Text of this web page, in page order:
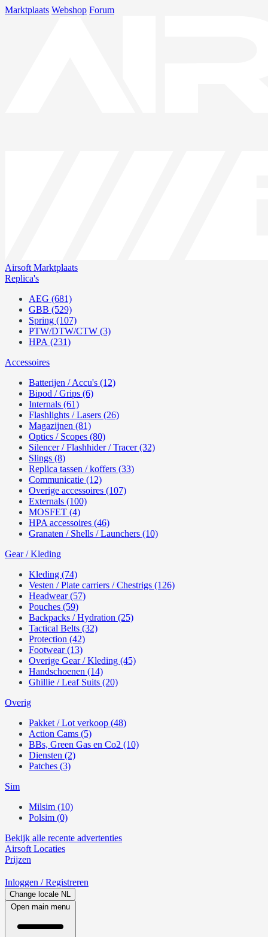
Marktplaats Webshop Forum
Airsoft Marktplaats
Replica's
AEG (681)
GBB (529)
Spring (107)
PTW/DTW/CTW (3)
HPA (231)
Accessoires
Batterijen / Accu's (12)
Bipod / Grips (6)
Internals (61)
Flashlights / Lasers (26)
Magazijnen (81)
Optics / Scopes (80)
Silencer / Flashhider / Tracer (32)
Slings (8)
Replica tassen / koffers (33)
Communicatie (12)
Overige accessoires (107)
Externals (100)
MOSFET (4)
HPA accessoires (46)
Granaten / Shells / Launchers (10)
Gear / Kleding
Kleding (74)
Vesten / Plate carriers / Chestrigs (126)
Headwear (57)
Pouches (59)
Backpacks / Hydration (25)
Tactical Belts (32)
Protection (42)
Footwear (13)
Overige Gear / Kleding (45)
Handschoenen (14)
Ghillie / Leaf Suits (20)
Overig
Pakket / Lot verkoop (48)
Action Cams (5)
BBs, Green Gas en Co2 (10)
Diensten (2)
Patches (3)
Sim
Milsim (10)
Polsim (0)
Bekijk alle recente advertenties
Airsoft Locaties
Prijzen
Inloggen / Registreren
Change locale NL
Open main menu